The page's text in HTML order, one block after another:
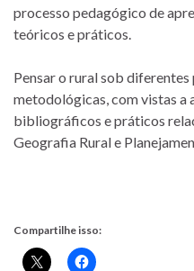
processo pedagógico de
teóricos e práticos.
Pensar o rural sob
metodológicas, com vistas a
bibliográficos e práticos
Geografia Rural e
Compartilhe isso: